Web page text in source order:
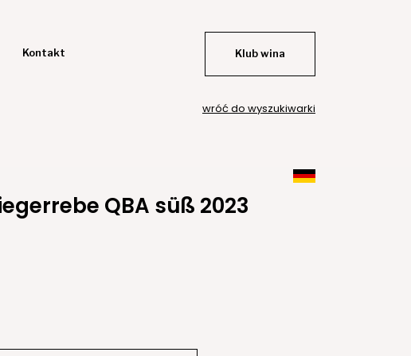
Kontakt Klub wina
wróć do wyszukiwarki
QBA süß 2023